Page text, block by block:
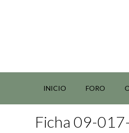
INICIO FORO
Ficha 09-